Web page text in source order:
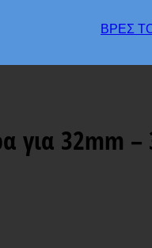
ΒΡΕΣ
για 32mm